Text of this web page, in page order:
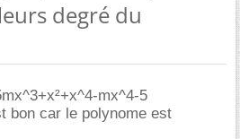
degré du
mx^4-5
bon car le polynome est